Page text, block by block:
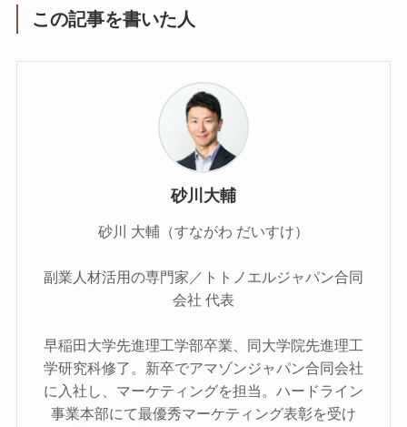
この記事を書いた人
砂川大輔
砂川 大輔（すながわ だいすけ）
副業人材活用の専門家／トトノエルジャパン合同
会社 代表
早稲田大学先進理工学部卒業、同大学院先進理工
学研究科修了。新卒でアマゾンジャパン合同会社
に入社し、マーケティングを担当。ハードライン
事業本部にて最優秀マーケティング表彰を受け